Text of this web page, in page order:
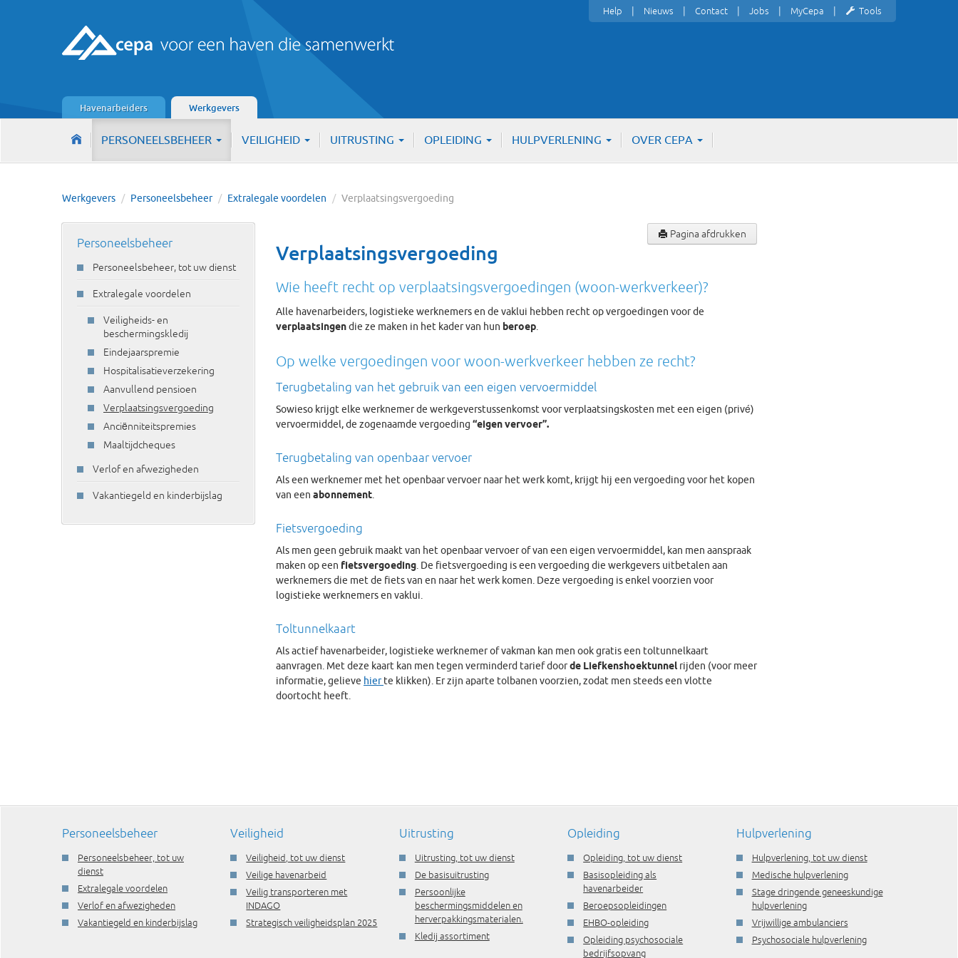
Havenarbeiders Werkgevers
Help Nieuws Contact Jobs MyCepa Tools
PERSONEELSBEHEER VEILIGHEID UITRUSTING OPLEIDING HULPVERLENING OVER CEPA
Werkgevers / Personeelsbeheer / Extralegale voordelen / Verplaatsingsvergoeding
Personeelsbeheer
Personeelsbeheer, tot uw dienst
Extralegale voordelen
Veiligheids- en
beschermingskledij
Eindejaarspremie
Hospitalisatieverzekering
Aanvullend pensioen
Verplaatsingsvergoeding
Anciënniteitspremies
Maaltijdcheques
Verlof en afwezigheden
Vakantiegeld en kinderbijslag
Pagina afdrukken
Verplaatsingsvergoeding
Wie heeft recht op verplaatsingsvergoedingen (woon-werkverkeer)?
Alle havenarbeiders, logistieke werknemers en de vaklui hebben recht op vergoedingen voor de
verplaatsingendie ze maken in het kader van hun beroep
Op welke vergoedingen voor woon-werkverkeer hebben ze recht?
Terugbetaling van het gebruik van een eigen vervoermiddel
Sowieso krijgt elke werknemer de werkgeverstussenkomst voor verplaatsingskosten met een eigen (privé)
vervoermiddel, de zogenaamde vergoeding “eigen vervoer”.
Terugbetaling van openbaar vervoer
Als een werknemer met het openbaar vervoer naar het werk komt, krijgt hij een vergoeding voor het kopen
van een abonnement
Fietsvergoeding
Als men geen gebruik maakt van het openbaar vervoer of van een eigen vervoermiddel, kan men aanspraak
maken op een fietsvergoeding . De fietsvergoeding is een vergoeding die werkgevers uitbetalen aan
werknemers die met de fiets van en naar het werk komen. Deze vergoeding is enkel voorzien voor
logistieke werknemers en vaklui.
Toltunnelkaart
Als actief havenarbeider, logistieke werknemer of vakman kan men ook gratis een toltunnelkaart
aanvragen. Met deze kaart kan men tegen verminderd tarief doorde Liefkenshoektunnelrijden (voor meer
informatie, gelieve hierte klikken). Er zijn aparte tolbanen voorzien, zodat men steeds een vlotte
doortocht heeft.
Personeelsbeheer
Personeelsbeheer, tot uw
dienst
Extralegale voordelen
Verlof en afwezigheden
Vakantiegeld en kinderbijslag
Veiligheid
Veiligheid, tot uw dienst
Veilige havenarbeid
Veilig transporteren met
INDAGO
Strategisch veiligheidsplan 2025
Uitrusting
Uitrusting, tot uw dienst
De basisuitrusting
Persoonlijke
beschermingsmiddelen en
herverpakkingsmaterialen.
Kledij assortiment
Opleiding
Opleiding, tot uw dienst
Basisopleiding als
havenarbeider
Beroepsopleidingen
EHBO-opleiding
Opleiding psychosociale
bedrijfsopvang
Hulpverlening
Hulpverlening, tot uw dienst
Medische hulpverlening
Stage dringende geneeskundige
hulpverlening
Vrijwillige ambulanciers
Psychosociale hulpverlening